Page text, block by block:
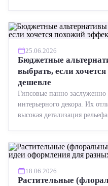
25.06.2026
Бюджетные
выбрать, если
дешевле
Гипсовые панно заслуженно
интерьерного декора. Их
высокая детализация
18.06.2026
Растительные